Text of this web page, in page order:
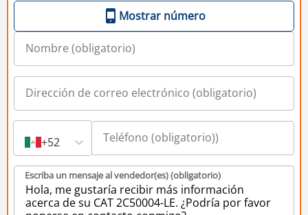
Mostrar número
+52
Escriba un mensaje al vendedor(es) (obligatorio)